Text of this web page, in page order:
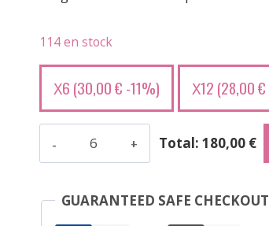
114 en stock
X6 (30,00€ -11%) X12 (28,00€
Lunelles
Total: 180,00 €
GUARANTEED SAFE CHECKOUT